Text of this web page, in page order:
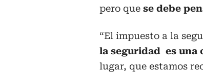
pero que se debe
“El impuesto a la
la seguridad es una
lugar, que estamos